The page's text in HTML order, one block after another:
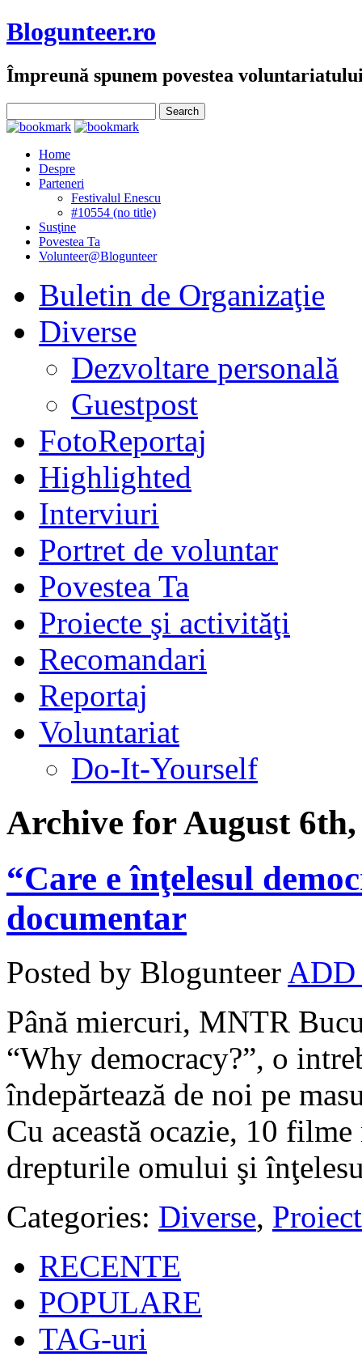
Blogunteer.ro
Împreună spunem povestea
Home
Despre
Parteneri
Festivalul Enescu
#10554 (no title)
Susţine
Povestea Ta
Volunteer@Blogunteer
Buletin de Organizaţie
Diverse
Dezvoltare personală
Guestpost
FotoReportaj
Highlighted
Interviuri
Portret de voluntar
Povestea Ta
Proiecte şi activităţi
Recomandari
Reportaj
Voluntariat
Do-It-Yourself
Archive for August 6th,
“Care e înţelesul
documentar
Posted by Blogunteer
Până miercuri, MNTR
“Why democracy?”, o
îndepărtează de noi pe
Cu această ocazie, 10
drepturile omului şi
Categories: Diverse,
RECENTE
POPULARE
TAG-uri